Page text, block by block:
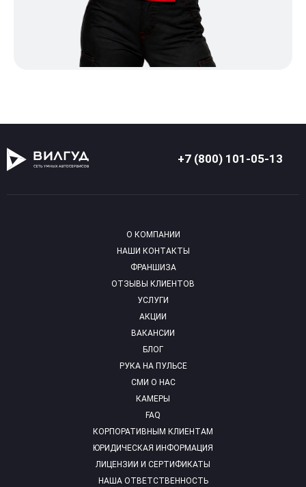
+7 (800) 101-05-13
О КОМПАНИИ
НАШИ КОНТАКТЫ
ФРАНШИЗА
ОТЗЫВЫ КЛИЕНТОВ
УСЛУГИ
АКЦИИ
ВАКАНСИИ
БЛОГ
РУКА НА ПУЛЬСЕ
СМИ О НАС
КАМЕРЫ
FAQ
КОРПОРАТИВНЫМ КЛИЕНТАМ
ЮРИДИЧЕСКАЯ ИНФОРМАЦИЯ
ЛИЦЕНЗИИ И СЕРТИФИКАТЫ
НАША ОТВЕТСТВЕННОСТЬ